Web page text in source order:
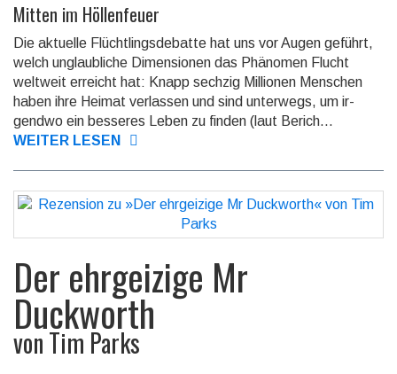
Mitten im Höllenfeuer
Die aktuelle Flüchtlings­debatte hat uns vor Au­gen ge­führt,
welch un­glaubliche Di­mensionen das Phäno­men Flucht
weltweit er­reicht hat: Knapp sech­zig Millionen Men­schen
haben ihre Heimat ver­las­sen und sind unter­wegs, um ir­
gendwo ein besseres Le­ben zu fin­den (laut Be­rich...
WEITER LESEN
Der ehrgeizige Mr
Duckworth
vonTim Parks